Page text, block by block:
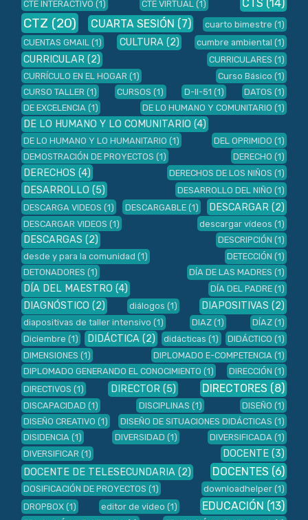
CTE INTERACTIVO (1) CTE VIRTUAL (1) CTS (14)
CTZ (20) CUARTA SESIÓN (7) cuarto bimestre (1)
CUENTAS GMAIL (1) CULTURA (2) cumbre ambiental (1)
CURRICULAR (2) CURRICULARES (1)
CURRÍCULO EN EL HOGAR (1) Curso Básico (1)
CURSO TALLER (1) CURSOS (1) D-II-51 (1) DATOS (1)
DE EXCELENCIA (1) DE LO HUMANO Y COMUNITARIO (1)
DE LO HUMANO Y LO COMUNITARIO (4)
DE LO HUMANO Y LO HUMANITARIO (1) DEL OPRIMIDO (1)
DEMOSTRACIÓN DE PROYECTOS (1) DERECHO (1)
DERECHOS (4) DERECHOS DE LOS NIÑOS (1)
DESARROLLO (5) DESARROLLO DEL NIÑO (1)
DESCARGA VIDEOS (1) DESCARGABLE (1) DESCARGAR (2)
DESCARGAR VIDEOS (1) descargar vídeos (1)
DESCARGAS (2) DESCRIPCIÓN (1)
desde y para la comunidad (1) DETECCIÓN (1)
DETONADORES (1) DÍA DE LAS MADRES (1)
DÍA DEL MAESTRO (4) DÍA DEL PADRE (1)
DIAGNÓSTICO (2) diálogos (1) DIAPOSITIVAS (2)
diapositivas de taller intensivo (1) DIAZ (1) DÍAZ (1)
Diciembre (1) DIDÁCTICA (2) didácticas (1) DIDÁCTICO (1)
DIMENSIONES (1) DIPLOMADO E-COMPETENCIA (1)
DIPLOMADO GENERANDO EL CONOCIMIENTO (1) DIRECCIÓN (1)
DIRECTIVOS (1) DIRECTOR (5) DIRECTORES (8)
DISCAPACIDAD (1) DISCIPLINAS (1) DISEÑO (1)
DISEÑO CREATIVO (1) DISEÑO DE SITUACIONES DIDÁCTICAS (1)
DISIDENCIA (1) DIVERSIDAD (1) DIVERSIFICADA (1)
DIVERSIFICAR (1) DOCENTE (3)
DOCENTE DE TELESECUNDARIA (2) DOCENTES (6)
DOSIFICACIÓN DE PROYECTOS (1) downloadhelper (1)
DROPBOX (1) editor de video (1) EDUCACIÓN (13)